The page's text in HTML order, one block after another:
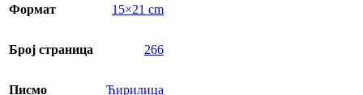
Формат 15×21 cm
Број страница 266
Писмо Ћирилица